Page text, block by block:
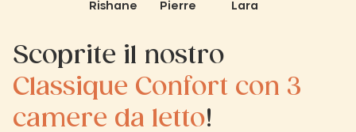
Rishane Pierre Lara
Scoprite il nostro
Classique Confort con 3
camere da letto!